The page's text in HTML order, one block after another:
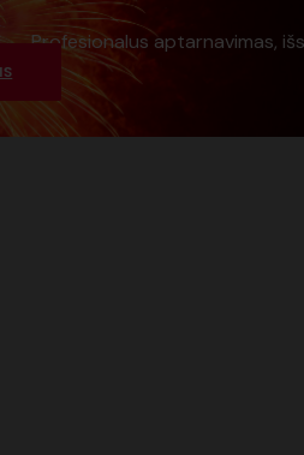
Profesionalus aptarnavimas,